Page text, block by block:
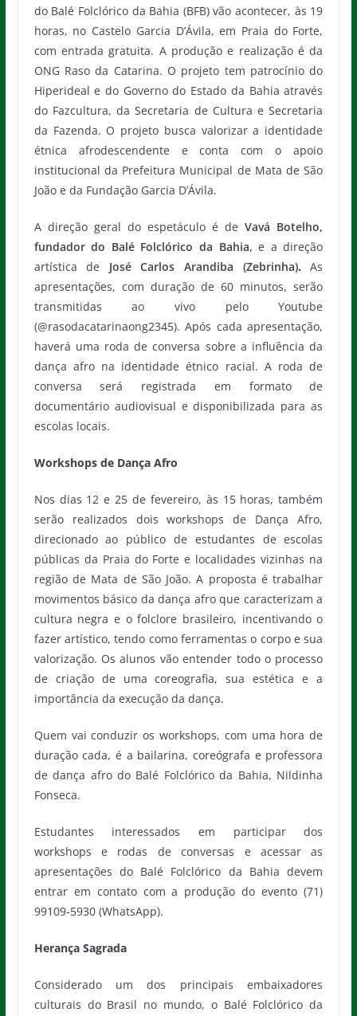
do Balé Folclórico da Bahia (BFB) vão acontecer, às 19
horas, no Castelo Garcia D’Ávila, em Praia do Forte,
com entrada gratuita. A produção e realização é da
ONG Raso da Catarina. O projeto tem patrocínio do
Hiperideal e do Governo do Estado da Bahia através
do Fazcultura, da Secretaria de Cultura e Secretaria
da Fazenda. O projeto busca valorizar a identidade
étnica afrodescendente e conta com o apoio
institucional da Prefeitura Municipal de Mata de São
João e da Fundação Garcia D’Ávila.
A direção geral do espetáculo é deVavá Botelho,
fundador do Balé Folclórico da Bahia, e a direção
artística de José Carlos Arandiba (Zebrinha). As
apresentações, com duração de 60 minutos, serão
transmitidas ao vivo pelo Youtube
(@rasodacatarinaong2345). Após cada apresentação,
haverá uma roda de conversa sobre a influência da
dança afro na identidade étnico racial. A roda de
conversa será registrada em formato de
documentário audiovisual e disponibilizada para as
escolas locais.
Workshops de Dança Afro
Nos dias 12 e 25 de fevereiro, às 15 horas, também
serão realizados dois workshops de Dança Afro,
direcionado ao público de estudantes de escolas
públicas da Praia do Forte e localidades vizinhas na
região de Mata de São João. A proposta é trabalhar
movimentos básico da dança afro que caracterizam a
cultura negra e o folclore brasileiro, incentivando o
fazer artístico, tendo como ferramentas o corpo e sua
valorização. Os alunos vão entender todo o processo
de criação de uma coreografia, sua estética e a
importância da execução da dança.
Quem vai conduzir os workshops, com uma hora de
duração cada, é a bailarina, coreógrafa e professora
de dança afro do Balé Folclórico da Bahia, Nildinha
Fonseca.
Estudantes interessados em participar dos
workshops e rodas de conversas e acessar as
apresentações do Balé Folclórico da Bahia devem
entrar em contato com a produção do evento (71)
99109-5930 (WhatsApp).
Herança Sagrada
Considerado um dos principais embaixadores
culturais do Brasil no mundo, o Balé Folclórico da